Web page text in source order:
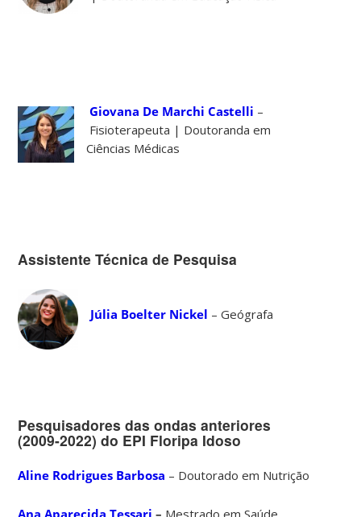
Giovana De Marchi Castelli –
Fisioterapeuta | Doutoranda em
Ciências Médicas
Assistente Técnica de Pesquisa
Júlia Boelter Nickel – Geógrafa
Pesquisadores das ondas anteriores
(2009-2022) do EPI Floripa Idoso
Aline Rodrigues Barbosa – Doutorado em Nutrição
Ana Aparecida Tessari – Mestrado em Saúde